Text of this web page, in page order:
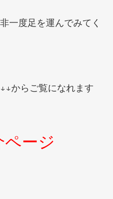
一度足を運んでみてく
からご覧になれます
ページ